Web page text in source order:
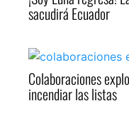
sacudirá Ecuador
Colaboraciones
incendiar las listas